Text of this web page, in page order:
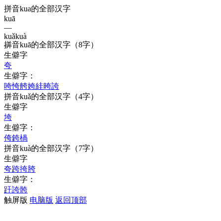
拼音kua的全部汉字
kuā
—
kuǎkuà
—
拼音kuā的全部汉字 （8字）
生僻字
夸
生僻字：
咵恗舿姱絓晇誇
拼音kuǎ的全部汉字 （4字）
生僻字
垮
生僻字：
侉銙楇
拼音kuà的全部汉字 （7字）
生僻字
夸跨挎胯
生僻字：
趶誇骻
触屏版 电脑版 返回顶部